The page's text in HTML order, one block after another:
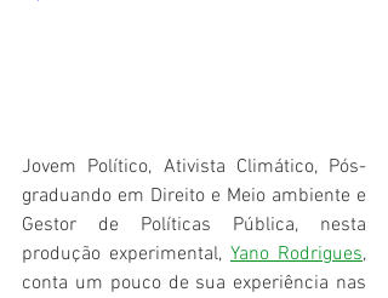
Jovem Político, Ativista Climático, Pós-
graduando em Direito e Meio ambiente e
Gestor de Políticas Pública, nesta
produção experimental, Yano Rodrigues,
conta um pouco de sua experiência nas